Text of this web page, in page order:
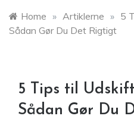
Home » Artiklerne » 5
Sådan Gør Du Det Rigtigt
5 Tips til
Sådan Gør Du